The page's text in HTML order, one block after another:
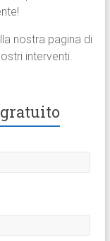
nostra pagina di
interventi.